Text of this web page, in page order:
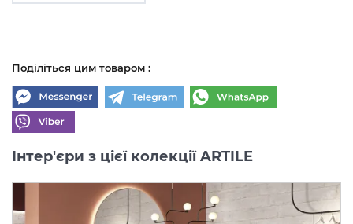
Поділіться цим товаром :
Інтер'єри з цієї колекції ARTILE